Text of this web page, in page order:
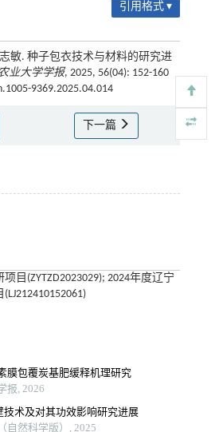
引用格式 ▾
敏. 种子包衣技术与材料的研究进
业大学学报, 2025, 56(04): 152-160
9369.2025.04.014
下一篇
目(ZYTZD2023029); 2024年度辽宁